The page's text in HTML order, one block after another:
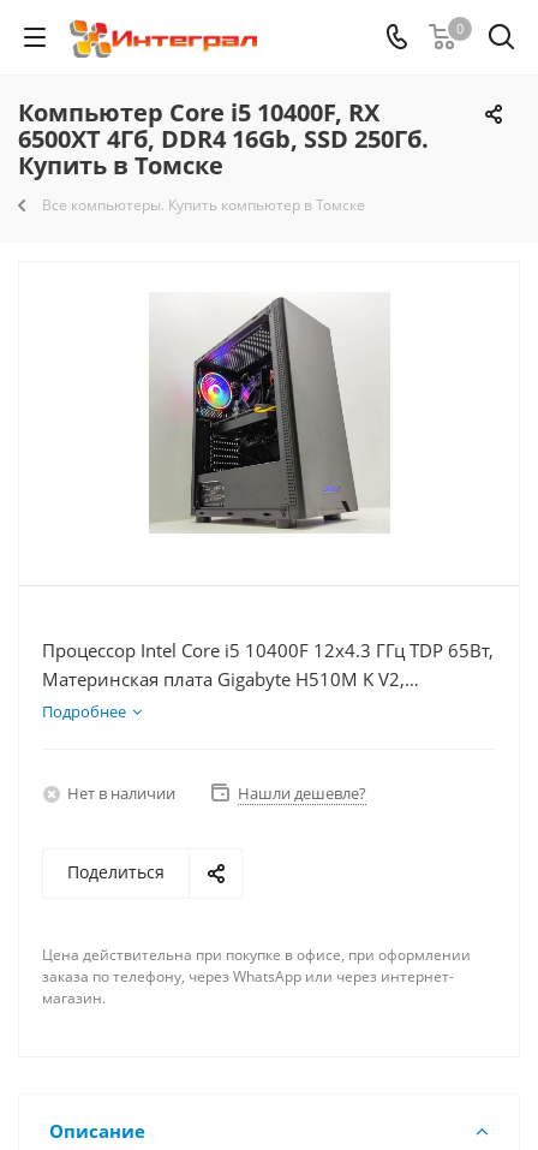
0
Компьютер Core i5 10400F, RX
6500XT 4Гб, DDR4 16Gb, SSD 250Гб.
Купить в Томске
Все компьютеры. Купить компьютер в Томске
Процессор Intel Core i5 10400F 12x4.3 ГГц TDP 65Вт,
Материнская плата Gigabyte H510M K V2,
Видеокарта RX 6500XT 4Гб, Память DDR4 16Gb,
Подробнее
Нет в наличии Нашли дешевле?
Поделиться
Цена действительна при покупке в офисе, при оформлении
заказа по телефону, через WhatsApp или через интернет-
магазин.
Описание